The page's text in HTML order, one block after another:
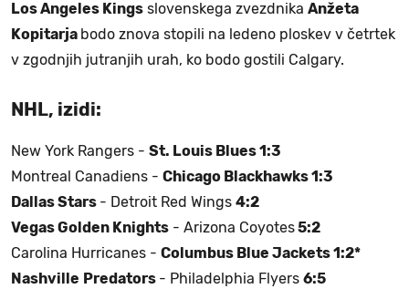
Los Angeles Kings slovenskega zvezdnika Anžeta
Kopitarja bodo znova stopili na ledeno ploskev v četrtek
v zgodnjih jutranjih urah, ko bodo gostili Calgary.
NHL, izidi:
New York Rangers - St. Louis Blues 1:3
Montreal Canadiens - Chicago Blackhawks 1:3
Dallas Stars - Detroit Red Wings 4:2
Vegas Golden Knights - Arizona Coyotes5:2
Carolina Hurricanes - Columbus Blue Jackets 1:2*
Nashville Predators - Philadelphia Flyers 6:5